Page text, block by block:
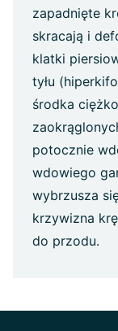
zapadnięte
skracają i
klatki
tyłu
środka
potocznie
wdowiego
wybrzusza
krzywizna
do przodu.